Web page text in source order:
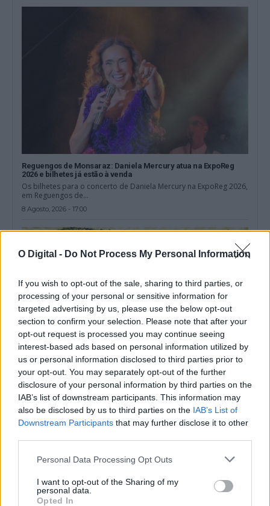
O Digital - Do Not Process My Personal Information
If you wish to opt-out of the sale, sharing to third parties, or
processing of your personal or sensitive information for
targeted advertising by us, please use the below opt-out
section to confirm your selection. Please note that after your
opt-out request is processed you may continue seeing
interest-based ads based on personal information utilized by
us or personal information disclosed to third parties prior to
your opt-out. You may separately opt-out of the further
disclosure of your personal information by third parties on the
IAB’s list of downstream participants. This information may
also be disclosed by us to third parties on the IAB’s List of
Downstream Participants that may further disclose it to other
Personal Data Processing Opt Outs
I want to opt-out of the Sharing of my
personal data.
Opted In
Reguengos de Monsaraz: Daniela Mercury atua na ExpoReg
2026 e bilhetes já estão à venda
Os bilhetes para o concerto de Daniela Mercury na ExpoReg 2026,
em Reguengos de...
8 Agosto, 2026 - 17:00
Presidente da República entre flores de papel: As imagens da
visita às Festas do Povo de Campo Maior
O Presidente da República, António José Seguro, presidiu este
sábado, 8 de agosto, à...